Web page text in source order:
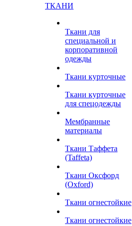
ТКАНИ
Ткани для
специальной и
корпоративной
одежды
Ткани курточные
Ткани курточные
для спецодежды
Мембранные
материалы
Ткани Таффета
(Taffeta)
Ткани Оксфорд
(Oxford)
Ткани огнестойкие
Ткани огнестойкие